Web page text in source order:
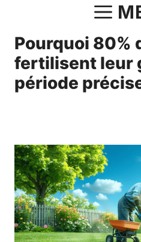
contenu
Pourquoi 80%
fertilisent leur
période